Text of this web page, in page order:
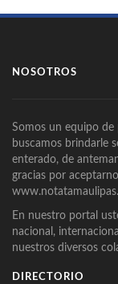
NOSOTROS
Somos un equipo de
buscamos brindarle
enterado, de
gracias por
En nuestro portal
nacional,
nuestros diversos
DIRECTORIO